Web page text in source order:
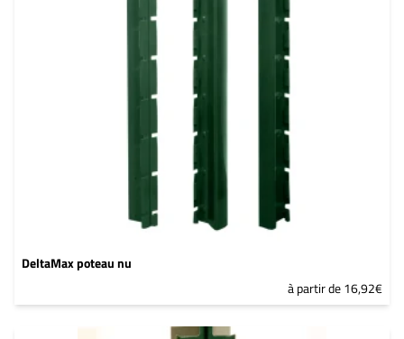
DeltaMax poteau nu
à partir de 16,92€